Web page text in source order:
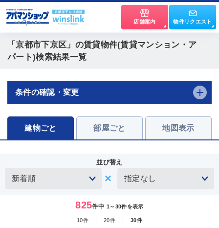
店舗案内 物件リクエスト
「京都市下京区」 の賃貸物件(賃貸マンション・ア
パート)検索結果一覧
条件の確認・変更
建物ごと 部屋ごと 地図表示
並び替え
825件中 1～30件を表示
10件 20件 30件